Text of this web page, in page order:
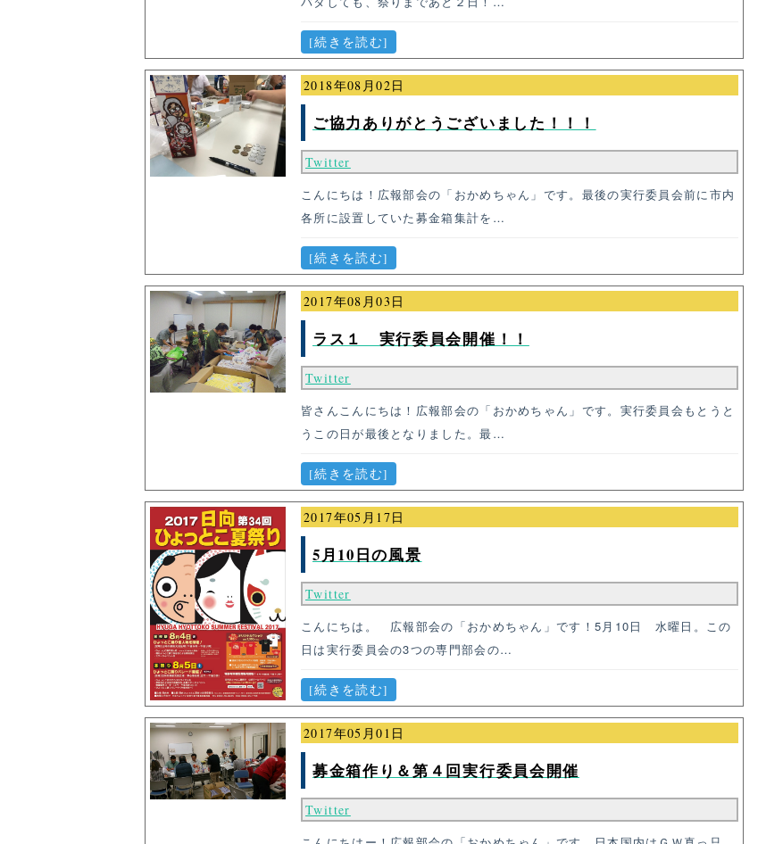
[続きを読む]
2018年08月02日
ご協力ありがとうございました！！！
Twitter
こんにちは！広報部会の「おかめちゃん」です。最後の実行委員会前に市内
各所に設置していた募金箱集計を…
[続きを読む]
2017年08月03日
ラス１ 実行委員会開催！！
Twitter
皆さんこんにちは！広報部会の「おかめちゃん」です。実行委員会もとうと
うこの日が最後となりました。最…
[続きを読む]
2017年05月17日
5月10日の風景
Twitter
こんにちは。 広報部会の「おかめちゃん」です！5月10日 水曜日。この
日は実行委員会の3つの専門部会の…
[続きを読む]
2017年05月01日
募金箱作り＆第４回実行委員会開催
Twitter